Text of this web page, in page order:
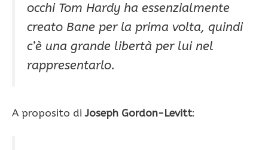
occhi Tom Hardy ha essenzialmente
creato Bane per la prima volta, quindi
c’è una grande libertà per lui nel
rappresentarlo.
A proposito diJoseph Gordon-Levitt: